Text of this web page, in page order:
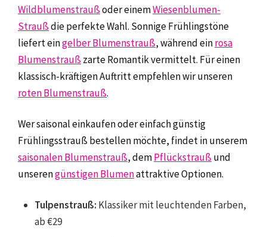
Wildblumenstraußoder einemWiesenblumen-
Straußdie perfekte Wahl. Sonnige Frühlingstöne
liefert eingelber Blumenstrauß, während einrosa
Blumenstrauß zarte Romantik vermittelt. Für einen
klassisch-kräftigen Auftritt empfehlen wir unseren
roten Blumenstrauß.
Wer saisonal einkaufen oder einfach günstig
Frühlingsstrauß bestellen möchte, findet in unserem
saisonalen Blumenstrauß, demPflückstrauß und
unserengünstigen Blumenattraktive Optionen.
Tulpenstrauß: Klassiker mit leuchtenden Farben,
ab €29